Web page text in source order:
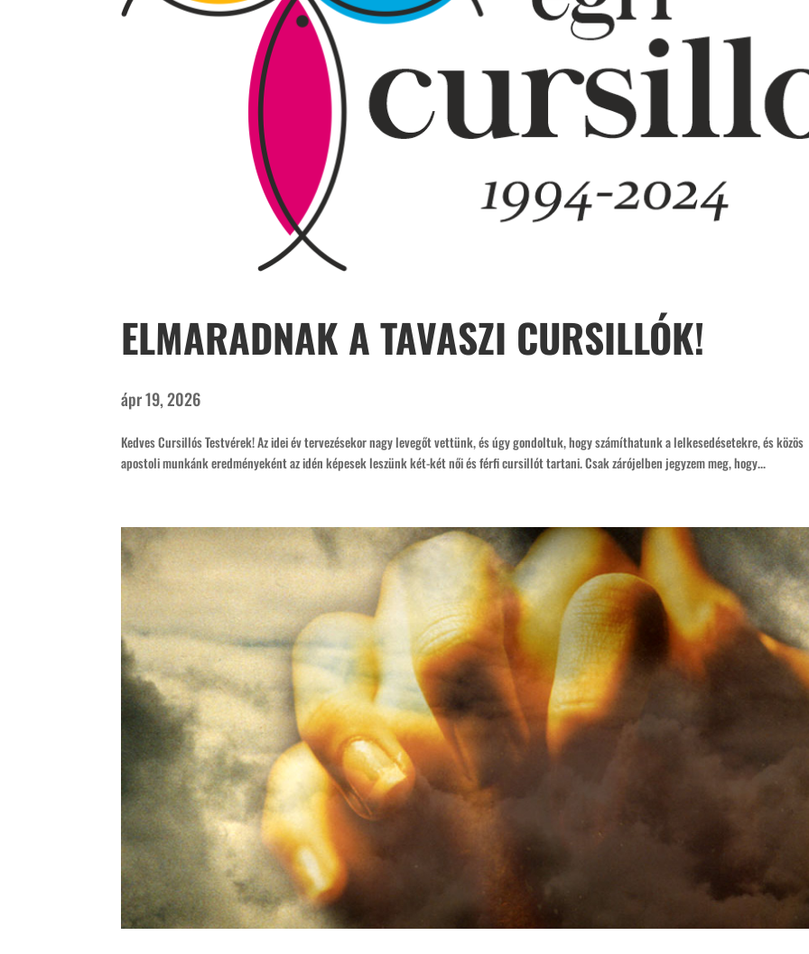
ELMARADNAK A TAVASZI CURSILLÓK!
ápr 19, 2026
Kedves Cursillós Testvérek! Az idei év tervezésekor nagy levegőt vettünk, és úgy gondoltuk, hogy számíthatunk a lelkesedésetekre, és közös
apostoli munkánk eredményeként az idén képesek leszünk két-két női és férfi cursillót tartani. Csak zárójelben jegyzem meg, hogy...